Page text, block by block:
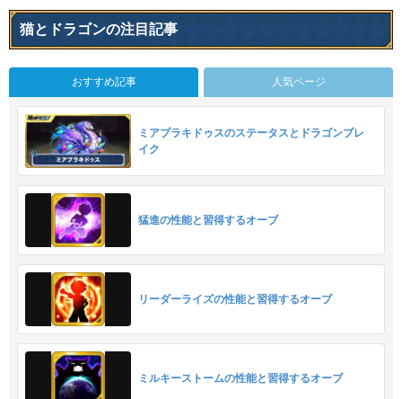
猫とドラゴンの注目記事
おすすめ記事 人気ページ
ミアプラキドゥスのステータスとドラゴンブレ
イク
猛進の性能と習得するオーブ
リーダーライズの性能と習得するオーブ
ミルキーストームの性能と習得するオーブ